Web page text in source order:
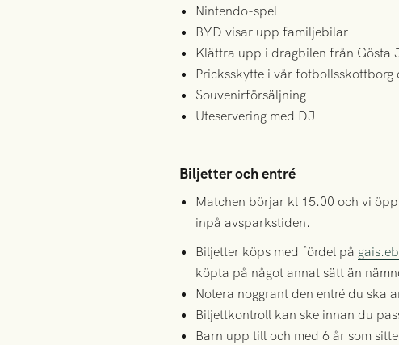
Nintendo-spel
BYD visar upp familjebilar
Klättra upp i dragbilen från Gösta
Pricksskytte i vår
Souvenirförsäljning
Uteservering med DJ
Biljetter och entré
Matchen börjar kl 15.00 och vi
inpå avsparkstiden.
Biljetter köps med fördel på
köpta på något annat sätt än
Notera noggrant den entré du ska
Biljettkontroll kan ske innan du
Barn upp till och med 6 år som